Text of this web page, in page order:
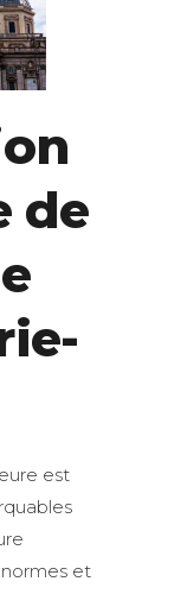
de
est
et